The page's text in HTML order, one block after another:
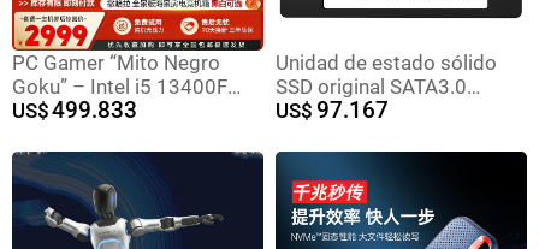
PC Gamer “Mito Negro
Goku” – Intel i5 13400F
con RTX 4070, ideal para
streaming.
US$499.833
Unidad de estado sólido
SSD original SATA3.0
portátil de escritorio de 2,5
US$ 97.167